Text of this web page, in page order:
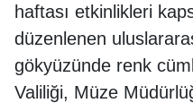
haftası etkinlikleri
düzenlenen
gökyüzünde renk
Valiliği, Müze